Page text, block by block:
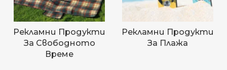
Рекламни Продукти
За Свободното
Време
Рекламни Продукти
За Плажа